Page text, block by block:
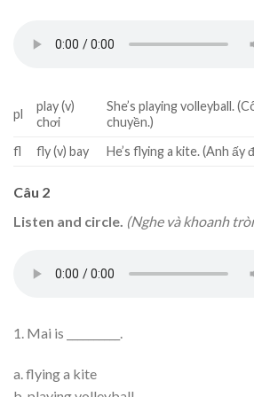
pl
play (v)
chơi
She’s playing volleyball.
chuyền.)
fl
fly (v) bay He’s flying a kite. (Anh ấy
Câu 2
Listen and circle. (Nghe và khoanh
1. Mai is __________.
a. flying a kite